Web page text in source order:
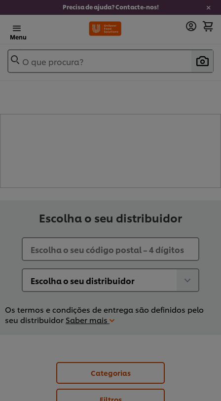
Precisa de ajuda? Contacte-nos!
Menu
O que procura?
Escolha o seu distribuidor
Os termos e condições de entrega são definidos pelo
seu distribuidor Saber mais
Categorias